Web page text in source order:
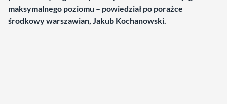
maksymalnego poziomu – powiedział po porażce
środkowy warszawian, Jakub Kochanowski.